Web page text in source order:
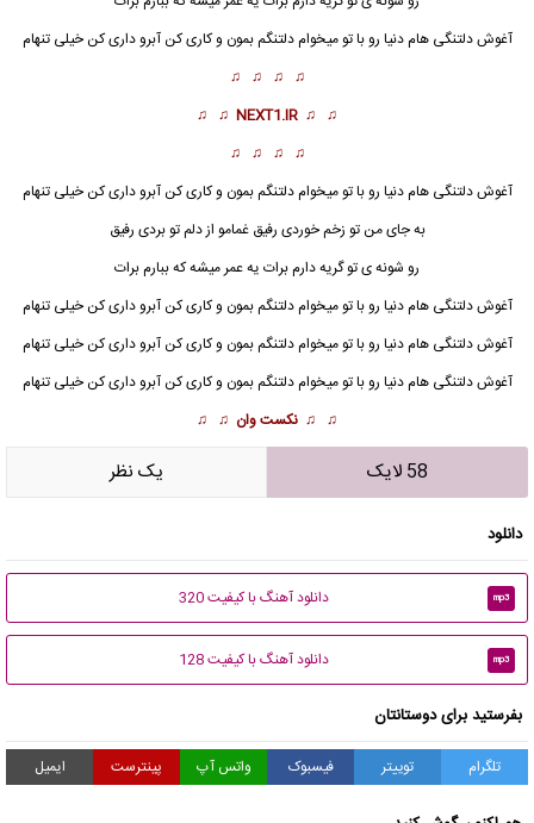
آغوش دلتنگی هام دنیا رو با تو میخوام دلتنگم بمون و کاری کن آبرو داری کن خیلی تنهام
♫ ♫ ♫ ♫
♫ ♫
NEXT1.IR
♫ ♫
♫ ♫ ♫ ♫
آغوش دلتنگی هام دنیا رو با تو میخوام دلتنگم بمون و کاری کن آبرو داری کن خیلی تنهام
به جای من تو زخم خوردی رفیق غمامو از دلم تو بردی رفیق
رو شونه ی تو گریه دارم برات یه عمر میشه که ببارم برات
آغوش دلتنگی هام دنیا رو با تو میخوام دلتنگم بمون و کاری کن آبرو داری کن خیلی تنهام
آغوش دلتنگی هام دنیا رو با تو میخوام دلتنگم بمون و کاری کن آبرو داری کن خیلی تنهام
آغوش دلتنگی هام دنیا رو با تو میخوام دلتنگم بمون و کاری کن آبرو داری کن خیلی تنهام
♫ ♫ نکست وان ♫ ♫
58 لایک يک نظر
دانلود
mp3 دانلود آهنگ با کیفیت 320
mp3 دانلود آهنگ با کیفیت 128
بفرستید برای دوستانتان
تلگرام توییتر فیسبوک واتس آپ پینترست ایمیل